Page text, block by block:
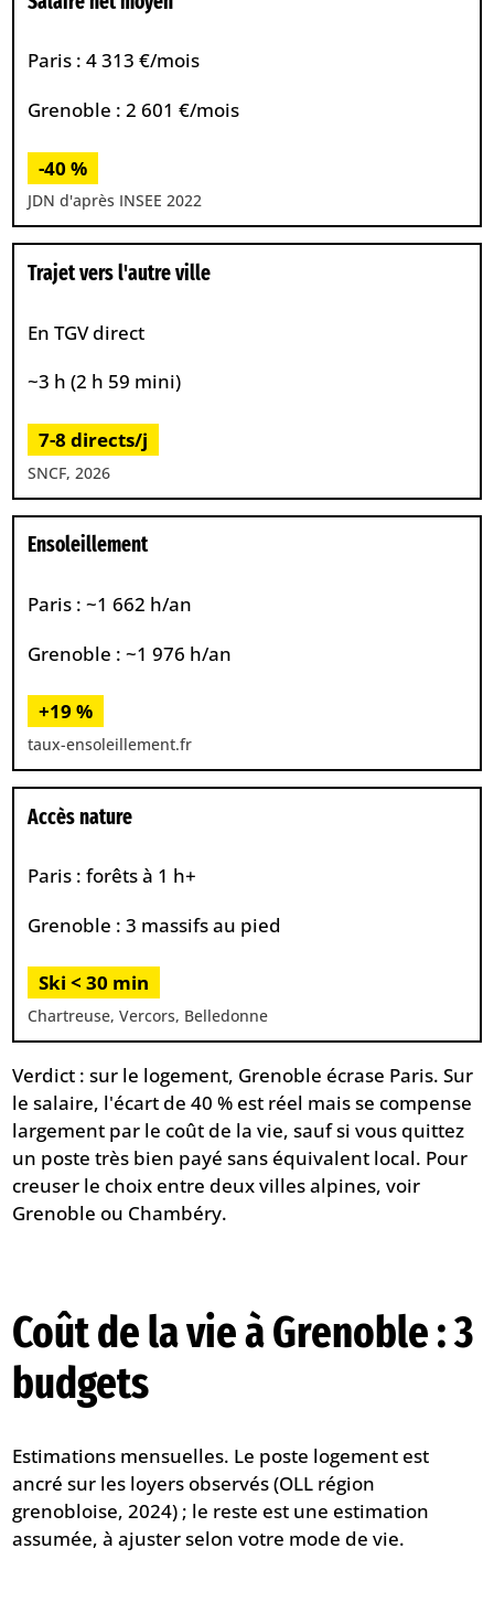
Paris : 4 313 €/mois
Grenoble : 2 601 €/mois
-40 %
JDN d'après INSEE 2022
Trajet vers l'autre ville
En TGV direct
~3 h (2 h 59 mini)
7-8 directs/j
SNCF, 2026
Ensoleillement
Paris : ~1 662 h/an
Grenoble : ~1 976 h/an
+19 %
taux-ensoleillement.fr
Accès nature
Paris : forêts à 1 h+
Grenoble : 3 massifs au pied
Ski < 30 min
Chartreuse, Vercors, Belledonne
Verdict : sur le logement, Grenoble écrase Paris. Sur
le salaire, l'écart de 40 % est réel mais se compense
largement par le coût de la vie, sauf si vous quittez
un poste très bien payé sans équivalent local. Pour
creuser le choix entre deux villes alpines, voir
Grenoble ou Chambéry.
Coût de la vie à Grenoble : 3
budgets
Estimations mensuelles. Le poste logement est
ancré sur les loyers observés (OLL région
grenobloise, 2024) ; le reste est une estimation
assumée, à ajuster selon votre mode de vie.